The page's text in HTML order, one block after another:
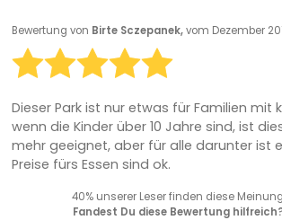
Bewertung von Birte Sczepanek,vom Dezember
Dieser Park ist nur etwas für Familien mit
wenn die Kinder über 10 Jahre sind, ist
mehr geeignet, aber für alle darunter ist
Preise fürs Essen sind ok.
40% unserer Leser finden diese
Fandest Du diese Bewertung